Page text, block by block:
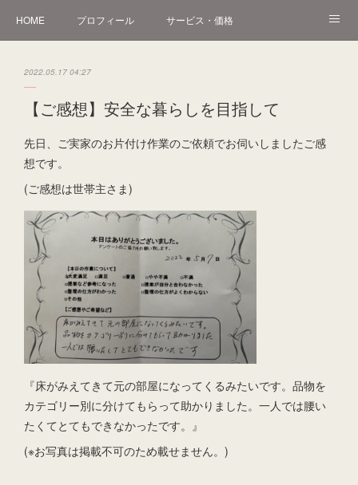
HOME プロフィール サービス・価格
2022.05.17 04:27
【ご感想】安全な暮らしを目指して
先日、ご実家のお片付け作業のご依頼でお伺いしましたご感
想です。
(ご感想は世帯主さま)
『床がみえてきて元の部屋になってくるみたいです。品物を
カテゴリー別に分けてもらって助かりました。一人では腰い
たくてとてもできなかったです。』
(※お写真は掲載不可のため載せません。)